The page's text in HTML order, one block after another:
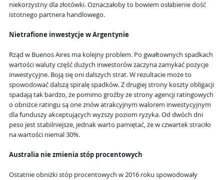
niekorzystny dla złotówki. Oznaczałoby to bowiem osłabienie dość
istotnego partnera handlowego.
Nietrafione inwestycje w Argentynie
Rząd w Buenos Aires ma kolejny problem. Po gwałtownych spadkach
wartości waluty część dużych inwestorów zaczyna zamykać pozycje
inwestycyjne. Boją się oni dalszych strat. W rezultacie może to
spowodować dalszą spiralę spadków. Z drugiej strony koszty obligacji
spadają tak bardzo, że pomimo groźby ze strony agencji ratingowych
o obniżce ratingu są one znów atrakcyjnym walorem inwestycyjnym
dla funduszy akceptujących wyższy poziom ryzyka. Od dwóch dni
peso jest stabilniejsze, jednak warto pamiętać, że w czwartek straciło
na wartości niemal 30%.
Australia nie zmienia stóp procentowych
Ostatnie obniżki stóp procentowych w 2016 roku spowodowały